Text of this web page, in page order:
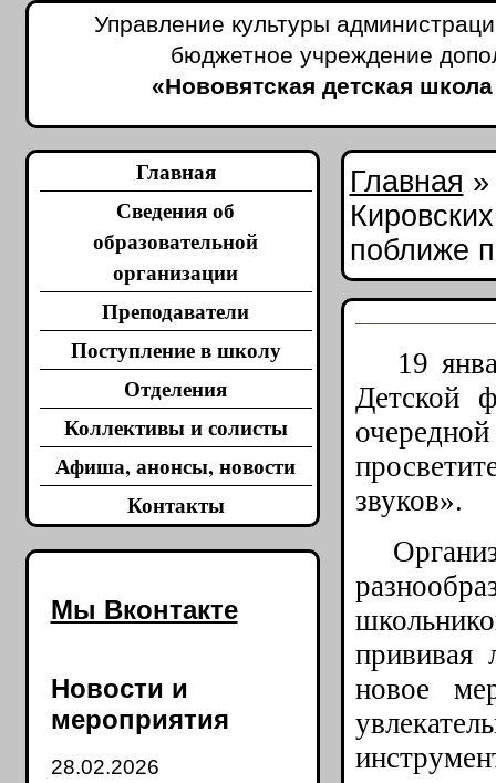
Главная
Сведения об
образовательной
организации
Преподаватели
Поступление в школу
Отделения
Коллективы и солисты
Афиша, анонсы, новости
Контакты
Мы Вконтакте
Новости и
мероприятия
28.02.2026
Управление культуры
бюджетное учреждение
«Нововятская детская
Главная
поближе
19
Детской
звуков».
прививая
новое